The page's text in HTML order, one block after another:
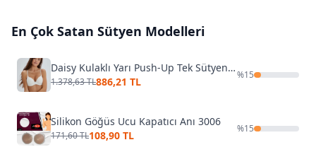
En Çok Satan Sütyen Modelleri
Daisy Kulaklı Yarı Push-Up Tek Sütyen Eros ERSK111
1.378,63 TL886,21 TL
%15
Silikon Göğüs Ucu Kapatıcı Anı 3006
171,60 TL108,90 TL
%15